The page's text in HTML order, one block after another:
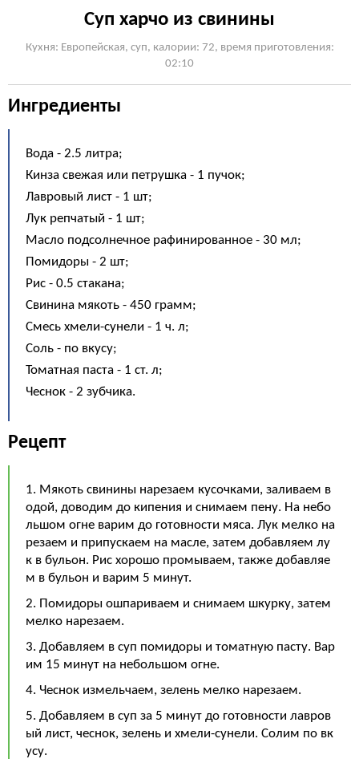
Суп харчо из свинины
Кухня: Европейская, суп, калории: 72, время приготовления:
02:10
Ингредиенты
Вода - 2.5 литра;
Кинза свежая или петрушка - 1 пучок;
Лавровый лист - 1 шт;
Лук репчатый - 1 шт;
Масло подсолнечное рафинированное - 30 мл;
Помидоры - 2 шт;
Рис - 0.5 стакана;
Свинина мякоть - 450 грамм;
Смесь хмели-сунели - 1 ч. л;
Соль - по вкусу;
Томатная паста - 1 ст. л;
Чеснок - 2 зубчика.
Рецепт
1. Мякоть свинины нарезаем кусочками, заливаем в
одой, доводим до кипения и снимаем пену. На небо
льшом огне варим до готовности мяса. Лук мелко на
резаем и припускаем на масле, затем добавляем лу
к в бульон. Рис хорошо промываем, также добавляе
м в бульон и варим 5 минут.
2. Помидоры ошпариваем и снимаем шкурку, затем
мелко нарезаем.
3. Добавляем в суп помидоры и томатную пасту. Вар
им 15 минут на небольшом огне.
4. Чеснок измельчаем, зелень мелко нарезаем.
5. Добавляем в суп за 5 минут до готовности лавров
ый лист, чеснок, зелень и хмели-сунели. Солим по вк
усу.